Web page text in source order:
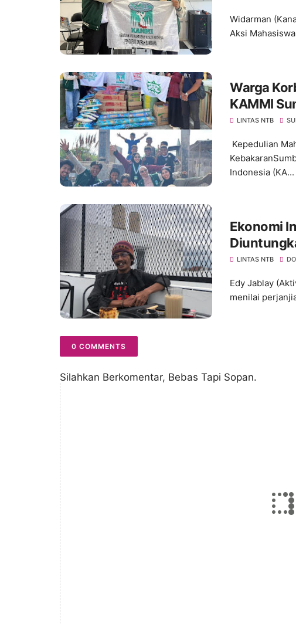
Widarman
Aksi
Warga
KAMMI
LINTAS NTB
Kepedulian
Indonesia (KA...
Ekonomi
Amerika,
LINTAS NTB
Edy Jablay
menilai
0 COMMENTS
Silahkan Berkomentar, Bebas Tapi Sopan.